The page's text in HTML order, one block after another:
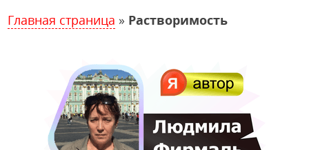
Главная страница » Растворимость